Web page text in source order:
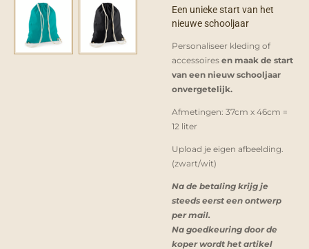
Een unieke start van het
nieuwe schooljaar
Personaliseer kleding of
accessoires en maak de start
van een nieuw schooljaar
onvergetelijk.
Afmetingen: 37cm x 46cm =
12 liter
Upload je eigen afbeelding.
(zwart/wit)
Na de betaling krijg je
steeds eerst een ontwerp
per mail.
Na goedkeuring door de
koper wordt het artikel